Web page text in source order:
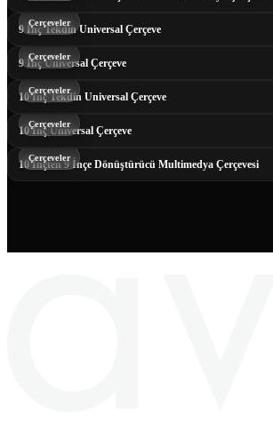
9 İnç Tekdin Universal Çerçeve
Çerçeveler
9 İnç Universal Çerçeve
Çerçeveler
10 İnç Tekdin Universal Çerçeve
Çerçeveler
10 İnç Universal Çerçeve
Çerçeveler
10 İnçten 9 İnçe Dönüştürücü Multimedya Çerçevesi
Çerçeveler